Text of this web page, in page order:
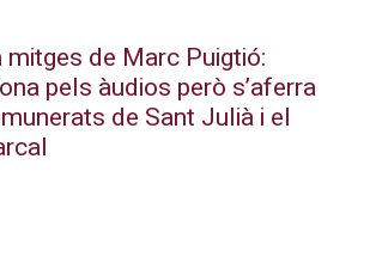
mitges de Marc Puigtió:
pels àudios però s’aferra
de Sant Julià i el